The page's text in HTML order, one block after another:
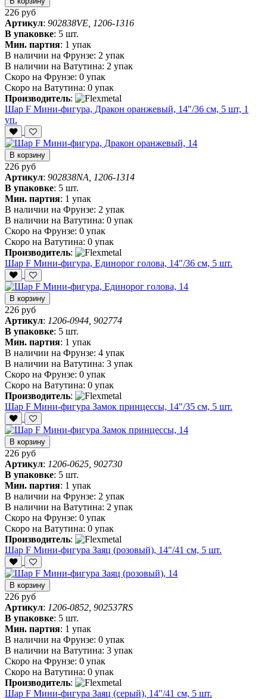
226 руб
Артикул: 902838VE, 1206-1316
В упаковке: 5 шт.
Мин. партия: 1 упак
В наличии на Фрунзе: 2 упак
В наличии на Ватутина: 2 упак
Скоро на Фрунзе: 0 упак
Скоро на Ватутина: 0 упак
Производитель:
Шар F Мини-фигура, Дракон оранжевый, 14"/36 см, 5 шт, 1
уп.
В корзину
226 руб
Артикул: 902838NA, 1206-1314
В упаковке: 5 шт.
Мин. партия: 1 упак
В наличии на Фрунзе: 2 упак
В наличии на Ватутина: 0 упак
Скоро на Фрунзе: 0 упак
Скоро на Ватутина: 0 упак
Производитель:
Шар F Мини-фигура, Единорог голова, 14"/36 см, 5 шт.
В корзину
226 руб
Артикул: 1206-0944, 902774
В упаковке: 5 шт.
Мин. партия: 1 упак
В наличии на Фрунзе: 4 упак
В наличии на Ватутина: 3 упак
Скоро на Фрунзе: 0 упак
Скоро на Ватутина: 0 упак
Производитель:
Шар F Мини-фигура Замок принцессы, 14"/35 см, 5 шт.
В корзину
226 руб
Артикул: 1206-0625, 902730
В упаковке: 5 шт.
Мин. партия: 1 упак
В наличии на Фрунзе: 2 упак
В наличии на Ватутина: 2 упак
Скоро на Фрунзе: 0 упак
Скоро на Ватутина: 0 упак
Производитель:
Шар F Мини-фигура Заяц (розовый), 14"/41 см, 5 шт.
В корзину
226 руб
Артикул: 1206-0852, 902537RS
В упаковке: 5 шт.
Мин. партия: 1 упак
В наличии на Фрунзе: 0 упак
В наличии на Ватутина: 3 упак
Скоро на Фрунзе: 0 упак
Скоро на Ватутина: 0 упак
Производитель:
Шар F Мини-фигура Заяц (серый), 14"/41 см, 5 шт.